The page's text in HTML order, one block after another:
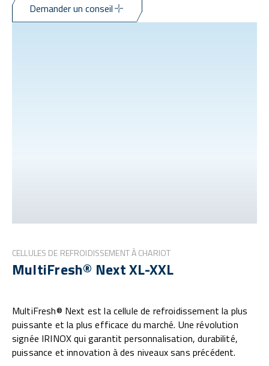
Demander un conseil
CELLULES DE REFROIDISSEMENT À CHARIOT
MultiFresh® Next XL-XXL
MultiFresh® Next est la cellule de refroidissement la plus
puissante et la plus efficace du marché. Une révolution
signée IRINOX qui garantit personnalisation, durabilité,
puissance et innovation à des niveaux sans précédent.